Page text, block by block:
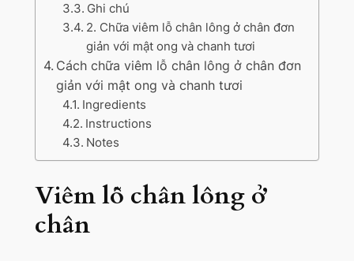
Ghi chú
2. Chữa viêm lỗ chân lông ở chân đơn
giản với mật ong và chanh tươi
Cách chữa viêm lỗ chân lông ở chân đơn
giản với mật ong và chanh tươi
Ingredients
Instructions
Notes
Viêm lỗ chân lông ở
chân